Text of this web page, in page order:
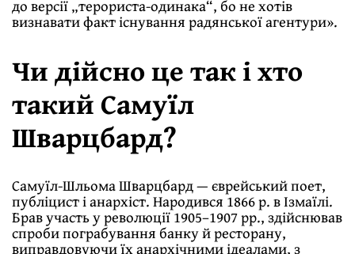
до версії „терориста-одинака“, бо не хотів
визнавати факт існування радянської агентури».
Чи дійсно це так і хто
такий Самуїл
Шварцбард?
Самуїл-Шльома Шварцбард — єврейський поет,
публіцист і анархіст. Народився 1866 р. в Ізмаїлі.
Брав участь у революції 1905–1907 рр., здійснював
спроби пограбування банку й ресторану,
виправдовуючи їх анархічними ідеалами, з